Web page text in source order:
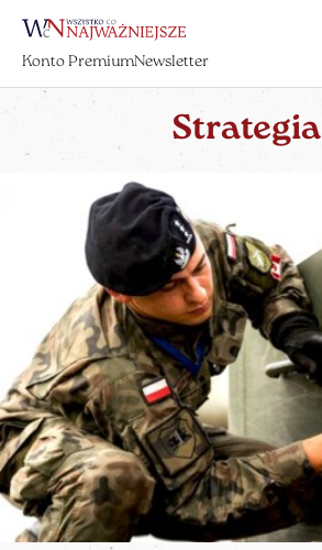
Konto PremiumNewsletter
Strategia